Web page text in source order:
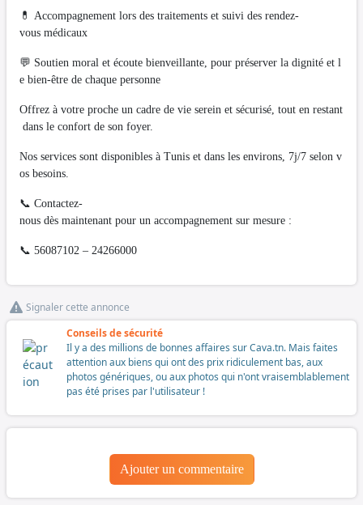
💊 Accompagnement lors des traitements et suivi des rendez-
vous médicaux
💬 Soutien moral et écoute bienveillante, pour préserver la dignité et l
e bien-être de chaque personne
Offrez à votre proche un cadre de vie serein et sécurisé, tout en restant
dans le confort de son foyer.
Nos services sont disponibles à Tunis et dans les environs, 7j/7 selon v
os besoins.
📞 Contactez-
nous dès maintenant pour un accompagnement sur mesure :
📞 56087102 – 24266000
Signaler cette annonce
Conseils de sécurité
Il y a des millions de bonnes affaires sur Cava.tn. Mais faites
attention aux biens qui ont des prix ridiculement bas, aux
photos génériques, ou aux photos qui n'ont vraisemblablement
pas été prises par l'utilisateur !
Ajouter un commentaire